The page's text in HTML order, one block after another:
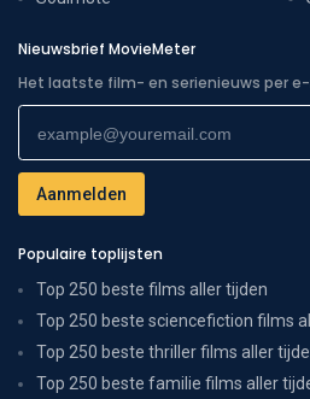
Nieuwsbrief MovieMeter
Het laatste film- en serienieuws per
Populaire toplijsten
Top 250 beste films aller tijden
Top 250 beste sciencefiction films
Top 250 beste thriller films aller
Top 250 beste familie films aller